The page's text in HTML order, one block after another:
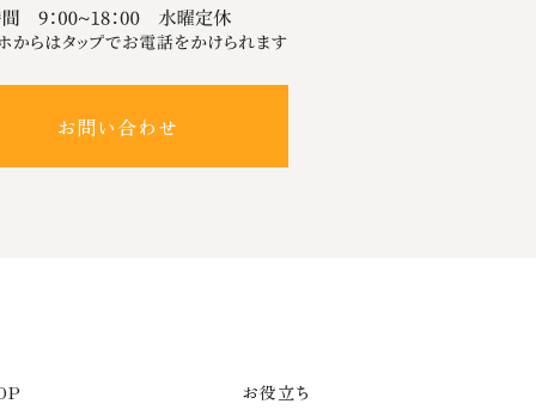
お問い合わせ
お役立ち